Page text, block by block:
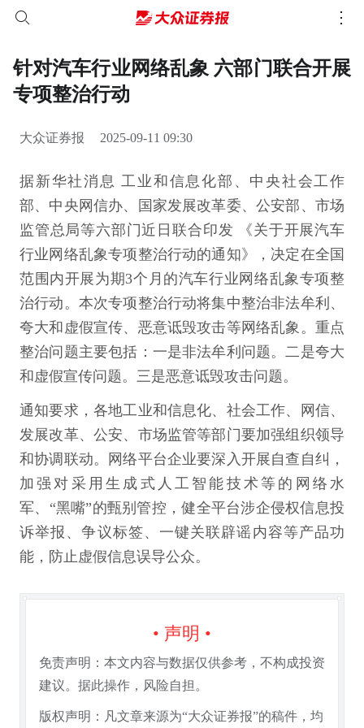
针对汽车行业网络乱象 六部门联合开展
专项整治行动
大众证券报 2025-09-11 09:30
据新华社消息 工业和信息化部、中央社会工作
部、中央网信办、国家发展改革委、公安部、市场
监管总局等六部门近日联合印发 《关于开展汽车
行业网络乱象专项整治行动的通知》，决定在全国
范围内开展为期3个月的汽车行业网络乱象专项整
治行动。本次专项整治行动将集中整治非法牟利、
夸大和虚假宣传、恶意诋毁攻击等网络乱象。重点
整治问题主要包括：一是非法牟利问题。二是夸大
和虚假宣传问题。三是恶意诋毁攻击问题。
通知要求，各地工业和信息化、社会工作、网信、
发展改革、公安、市场监管等部门要加强组织领导
和协调联动。网络平台企业要深入开展自查自纠，
加强对采用生成式人工智能技术等的网络水
军、“黑嘴”的甄别管控，健全平台涉企侵权信息投
诉举报、争议标签、一键关联辟谣内容等产品功
能，防止虚假信息误导公众。
• 声明 •
免责声明：本文内容与数据仅供参考，不构成投资
建议。据此操作，风险自担。
版权声明：凡文章来源为“大众证券报”的稿件，均